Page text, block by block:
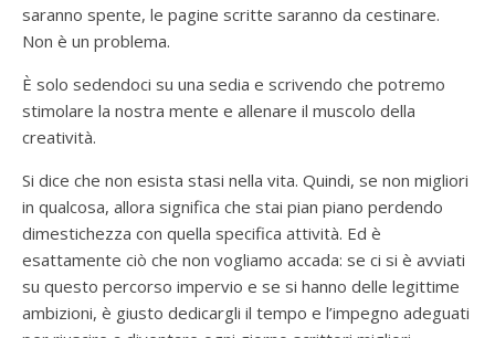
saranno spente, le pagine scritte saranno da cestinare.
Non è un problema.
È solo sedendoci su una sedia e scrivendo che potremo
stimolare la nostra mente e allenare il muscolo della
creatività.
Si dice che non esista stasi nella vita. Quindi, se non migliori
in qualcosa, allora significa che stai pian piano perdendo
dimestichezza con quella specifica attività. Ed è
esattamente ciò che non vogliamo accada: se ci si è avviati
su questo percorso impervio e se si hanno delle legittime
ambizioni, è giusto dedicargli il tempo e l’impegno adeguati